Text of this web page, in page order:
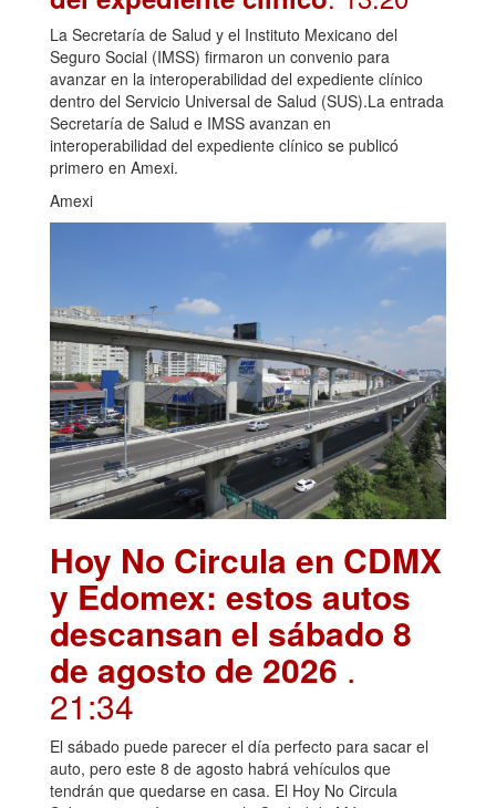
La Secretaría de Salud y el Instituto Mexicano del
Seguro Social (IMSS) firmaron un convenio para
avanzar en la interoperabilidad del expediente clínico
dentro del Servicio Universal de Salud (SUS).La entrada
Secretaría de Salud e IMSS avanzan en
interoperabilidad del expediente clínico se publicó
primero en Amexi.
Amexi
Hoy No Circula en CDMX
y Edomex: estos autos
descansan el sábado 8
de agosto de 2026 .
21:34
El sábado puede parecer el día perfecto para sacar el
auto, pero este 8 de agosto habrá vehículos que
tendrán que quedarse en casa. El Hoy No Circula